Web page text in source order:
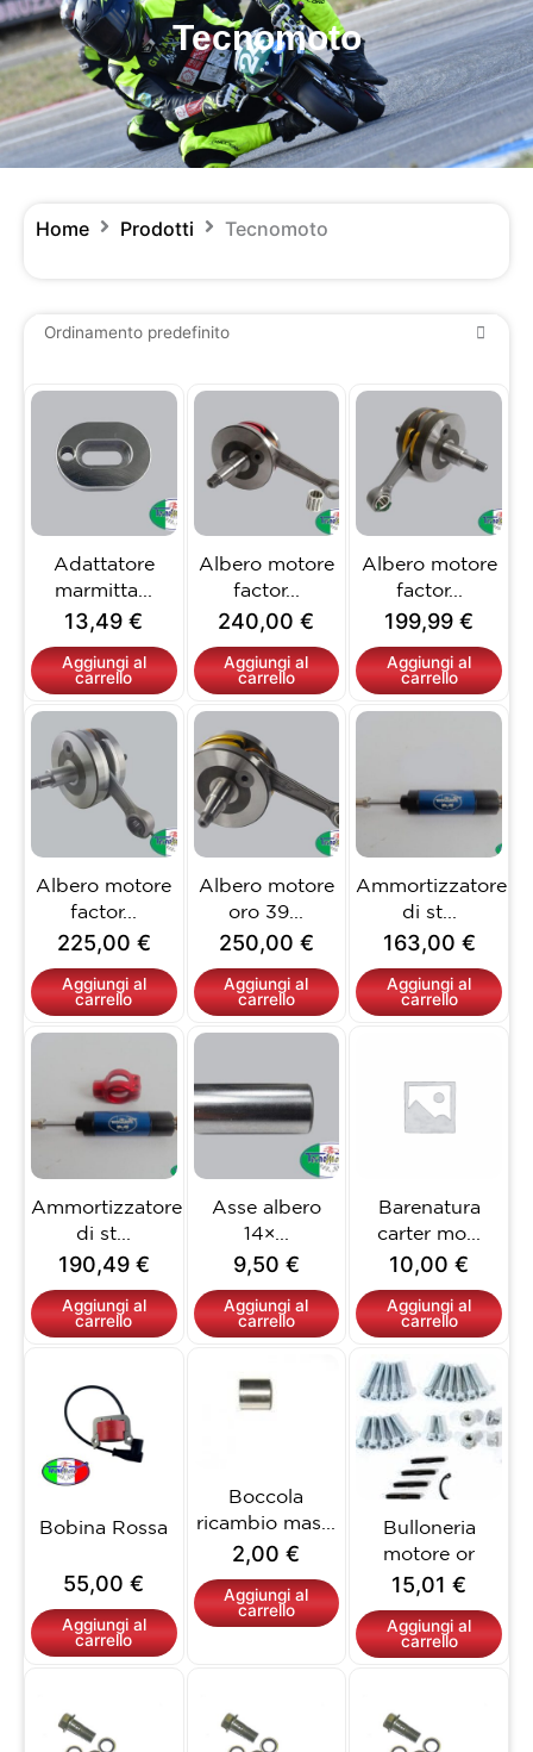
Tecnomoto
Home Prodotti Tecnomoto
Adattatore
marmitta...
13,49€
Aggiungi al
carrello
Albero motore
factor...
240,00€
Aggiungi al
carrello
Albero motore
factor...
199,99€
Aggiungi al
carrello
Albero motore
factor...
225,00 €
Aggiungi al
carrello
Albero motore
oro 39...
250,00 €
Aggiungi al
carrello
Ammortizzatore
di st...
163,00 €
Aggiungi al
carrello
Ammortizzatore
di st...
190,49 €
Aggiungi al
carrello
Asse albero
14×...
9,50 €
Aggiungi al
carrello
Barenatura
carter mo...
10,00€
Aggiungi al
carrello
Bobina Rossa
55,00€
Aggiungi al
carrello
Boccola
ricambio mas...
2,00€
Aggiungi al
carrello
Bulloneria
motore or
15,01€
Aggiungi al
carrello